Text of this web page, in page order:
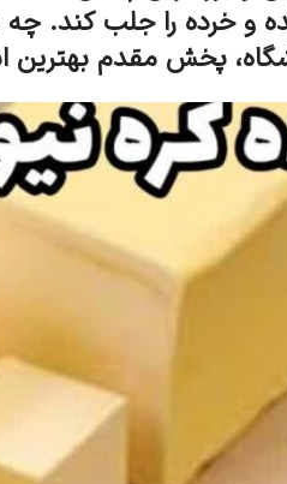
و خرده را جلب کند.
پخش مقدم بهترین